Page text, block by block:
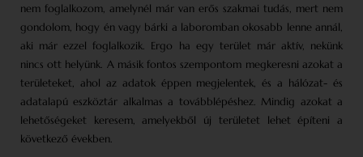
nem foglalkozom, amelynél már van erős szakmai tudás, mert nem
gondolom, hogy én vagy bárki a laboromban okosabb lenne annál,
aki már ezzel foglalkozik. Ergo ha egy terület már aktív, nekünk
nincs ott helyünk. A másik fontos szempontom megkeresni azokat a
területeket, ahol az adatok éppen megjelentek, és a hálózat- és
adatalapú eszköztár alkalmas a továbblépéshez. Mindig azokat a
lehetőségeket keresem, amelyekből új területet lehet építeni a
következő években.